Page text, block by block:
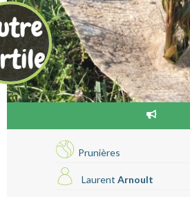
Prunières
Laurent Arnoult